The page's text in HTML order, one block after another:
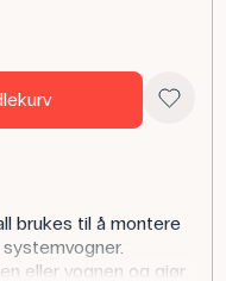
brukes til å montere
eller vognen og gjør